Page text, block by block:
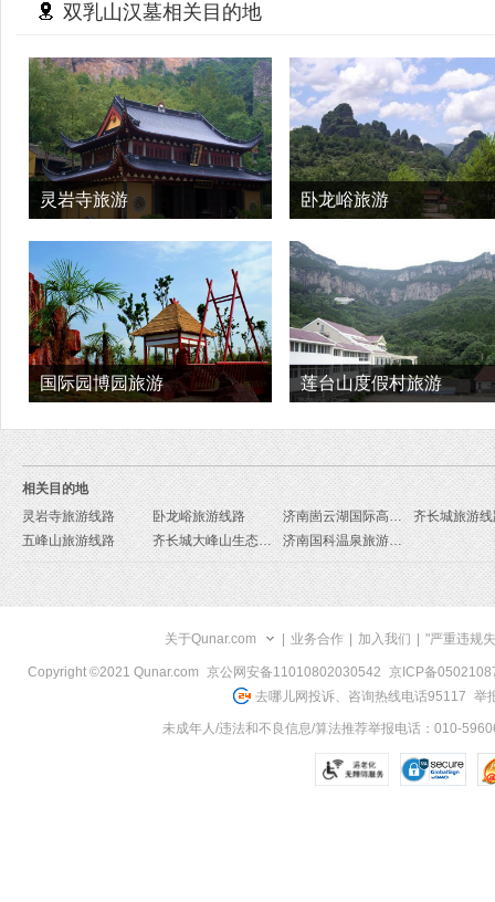
双乳山汉墓相关目的地
灵岩寺旅游 卧龙峪旅游
国际园博园旅游 莲台山度假村旅游
相关目的地
灵岩寺旅游线路
卧龙峪旅游线路 济南崮云湖国际高尔夫俱乐部旅游线路
齐长城旅游
五峰山旅游线路
齐长城大峰山生态旅游区旅游线路 济南国科温泉旅游线路
关于Qunar.com 业务合作 加入我们 "严重违规
Copyright ©2021 Qunar.com 京公网安备11010802030542
京ICP备
去哪儿网投诉、咨询热线电话95117 举
未成年人/违法和不良信息/算法推荐举报电话：010-